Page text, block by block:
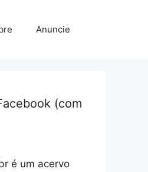
Anuncie
(com
é um acervo